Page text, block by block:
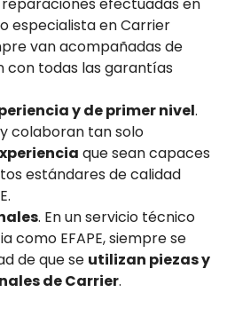
especialista en Carrier
van acompañadas de
con todas las garantías
y de primer nivel.
colaboran tan solo
que sean capaces
estándares de calidad
. En un servicio técnico
como EFAPE, siempre se
de que se utilizan piezas y
de Carrier.